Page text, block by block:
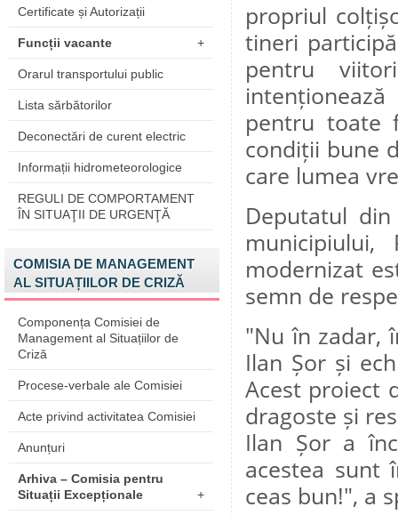
Certificate și Autorizații
Funcții vacante +
Orarul transportului public
Lista sărbătorilor
Deconectări de curent electric
Informații hidrometeorologice
REGULI DE COMPORTAMENT
ÎN SITUAŢII DE URGENŢĂ
COMISIA DE MANAGEMENT
AL SITUAȚIILOR DE CRIZĂ
Componența Comisiei de
Management al Situațiilor de
Criză
Procese-verbale ale Comisiei
Acte privind activitatea Comisiei
Anunțuri
Arhiva – Comisia pentru
Situații Excepționale
+
propriul
tineri
pentru
pentru toate
condiții bune
care lumea
Deputatul
modernizat
semn de
"Nu în zadar,
Ilan Șor și
Acest proiect
dragoste și
Ilan Șor a
acestea sunt
ceas bun!", a